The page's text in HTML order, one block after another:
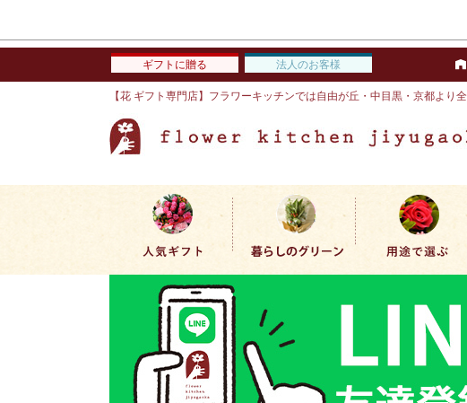
ギフトに贈る 法人のお客様
【花 ギフト専門店】フラワーキッチンでは自由が丘・中目黒・京都より